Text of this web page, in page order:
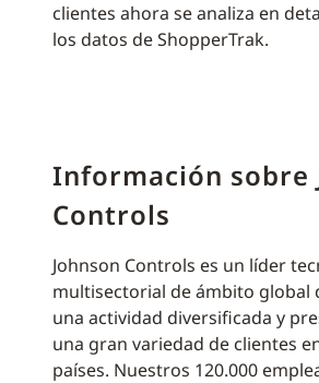
clientes ahora se analiza en
los datos de ShopperTrak.
Información sobre
Controls
Johnson Controls es un líder
multisectorial de ámbito global
una actividad diversificada y
una gran variedad de clientes
países. Nuestros 120.000